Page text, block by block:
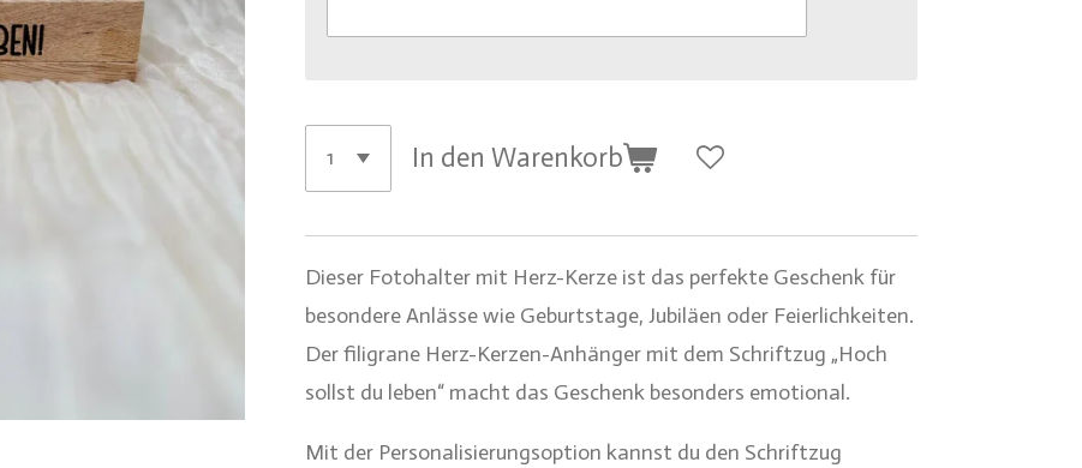
In den Warenkorb
Dieser Fotohalter mit Herz-Kerze ist das perfekte Geschenk für
besondere Anlässe wie Geburtstage, Jubiläen oder Feierlichkeiten.
Der filigrane Herz-Kerzen-Anhänger mit dem Schriftzug „Hoch
sollst du leben“ macht das Geschenk besonders emotional.
Mit der Personalisierungsoption kannst du den Schriftzug